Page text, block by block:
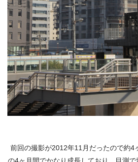
前回の撮影が2012年11月だったので約4